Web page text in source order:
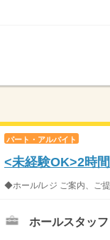
パート・アルバイト
<未経験OK>2時
◆ホール/レジ ご案内、ご
ホールスタッフ